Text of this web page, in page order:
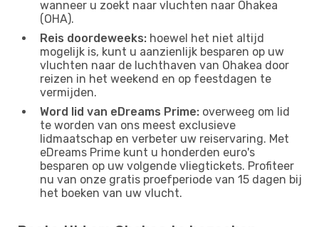
wanneer u zoekt naar vluchten naar Ohakea
(OHA).
Reis doordeweeks: hoewel het niet altijd
mogelijk is, kunt u aanzienlijk besparen op uw
vluchten naar de luchthaven van Ohakea door
reizen in het weekend en op feestdagen te
vermijden.
Word lid van eDreams Prime: overweeg om lid
te worden van ons meest exclusieve
lidmaatschap en verbeter uw reiservaring. Met
eDreams Prime kunt u honderden euro's
besparen op uw volgende vliegtickets. Profiteer
nu van onze gratis proefperiode van 15 dagen bij
het boeken van uw vlucht.